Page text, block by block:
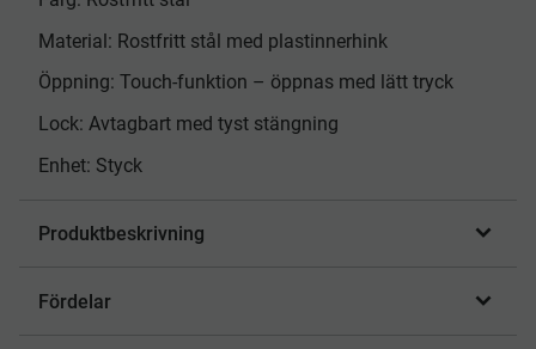
Material: Rostfritt stål med plastinnerhink
Öppning: Touch-funktion – öppnas med lätt tryck
Lock: Avtagbart med tyst stängning
Enhet: Styck
Produktbeskrivning
Fördelar